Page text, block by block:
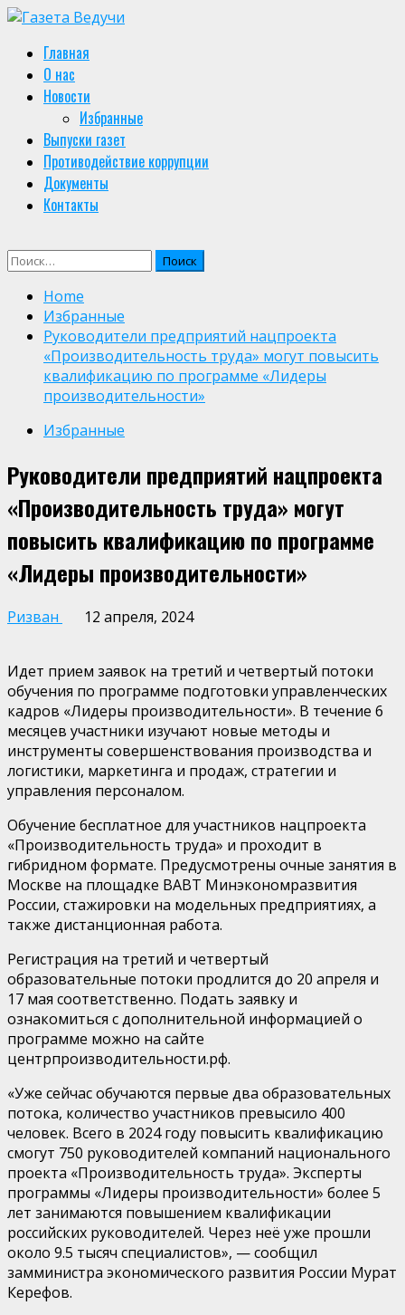
Skip
content
Primary
Menu
Главная
О нас
Новости
Избранные
Выпуски газет
Противодействие коррупции
Документы
Контакты
Найти:
Home
Избранные
Руководители предприятий нацпроекта
«Производительность труда» могут повысить
квалификацию по программе «Лидеры
производительности»
Избранные
Руководители предприятий нацпроекта
«Производительность труда» могут
повысить квалификацию по программе
«Лидеры производительности»
Ризван 12 апреля, 2024
Идет прием заявок на третий и четвертый потоки
обучения по программе подготовки управленческих
кадров «Лидеры производительности». В течение 6
месяцев участники изучают новые методы и
инструменты совершенствования производства и
логистики, маркетинга и продаж, стратегии и
управления персоналом.
​Обучение бесплатное для участников нацпроекта
«Производительность труда» и проходит в
гибридном формате. Предусмотрены очные занятия в
Москве на площадке ВАВТ Минэкономразвития
России, стажировки на модельных предприятиях, а
также дистанционная работа.
Регистрация на третий и четвертый
образовательные потоки продлится до 20 апреля и
17 мая соответственно. Подать заявку и
ознакомиться с дополнительной информацией о
программе можно на сайте
центрпроизводительности.рф.
​«Уже сейчас обучаются первые два образовательных
потока, количество участников превысило 400
человек. Всего в 2024 году повысить квалификацию
смогут 750 руководителей компаний национального
проекта «Производительность труда». Эксперты
программы «Лидеры производительности» более 5
лет занимаются повышением квалификации
российских руководителей. Через неё уже прошли
около 9.5 тысяч специалистов», — сообщил
замминистра экономического развития России Мурат
Керефов.